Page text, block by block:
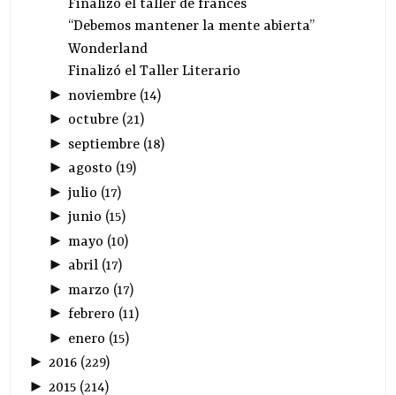
Finalizó el taller de francés
“Debemos mantener la mente abierta”
Wonderland
Finalizó el Taller Literario
► noviembre(14)
► octubre(21)
► septiembre(18)
► agosto (19)
► julio (17)
► junio (15)
► mayo (10)
► abril(17)
► marzo (17)
► febrero (11)
► enero (15)
►2016 (229)
► 2015 (214)